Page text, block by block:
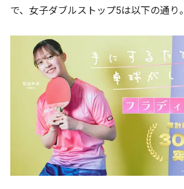
で、女子ダブルストップ5は以下の通り。